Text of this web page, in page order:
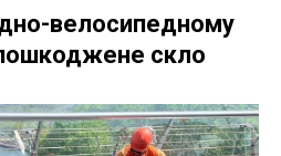
велосипедному
скло